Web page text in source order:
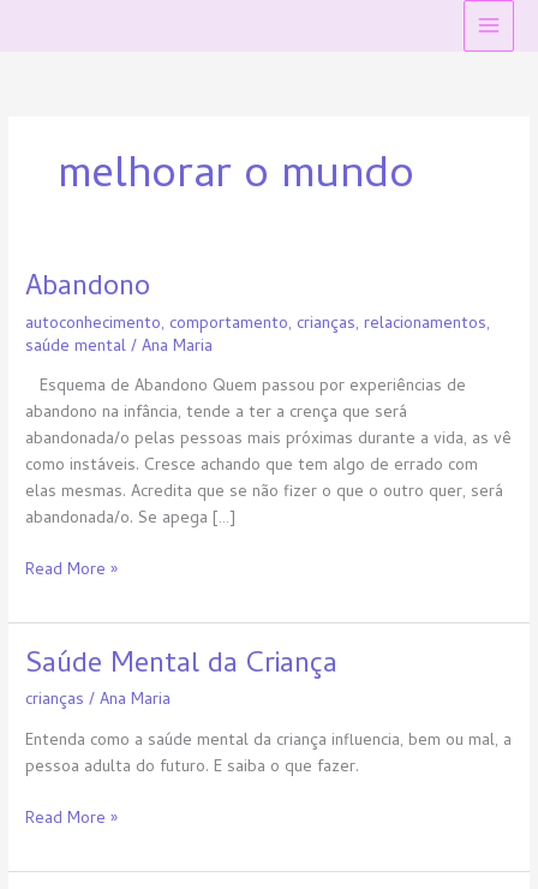
Main
melhorar o mundo
Abandono
autoconhecimento, comportamento, crianças,relacionamentos,
saúde mental/Ana Maria
Esquema de Abandono Quem passou por experiências de
abandono na infância, tende a ter a crença que será
abandonada/o pelas pessoas mais próximas durante a vida, as vê
como instáveis. Cresce achando que tem algo de errado com
elas mesmas. Acredita que se não fizer o que o outro quer, será
abandonada/o. Se apega […]
Abandono
Read More »
Saúde Mental da Criança
crianças /Ana Maria
Entenda como a saúde mental da criança influencia, bem ou mal, a
pessoa adulta do futuro. E saiba o que fazer.
Saúde
Mental
da
Criança
Read More »